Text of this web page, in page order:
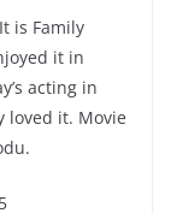
is Family
it in
acting in
loved it. Movie